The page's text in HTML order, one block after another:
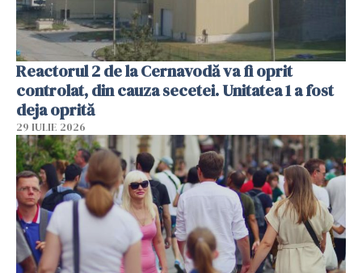
Reactorul 2 de la Cernavodă va fi oprit
controlat, din cauza secetei. Unitatea 1 a fost
deja oprită
29 IULIE 2026